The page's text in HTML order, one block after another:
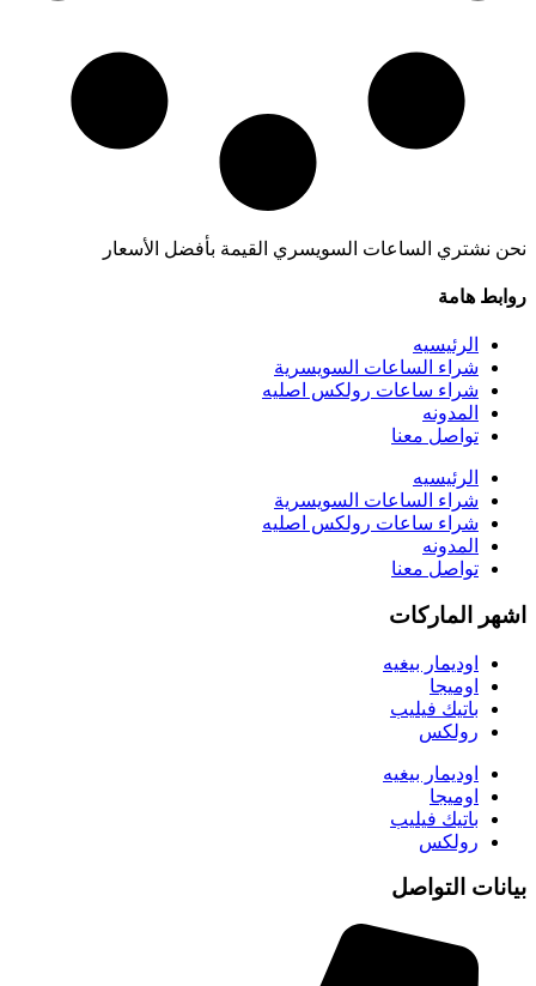
نحن نشتري الساعات السويسري القيمة بأفضل الأسعار
روابط هامة
الرئيسيه
شراء الساعات السويسرية
شراء ساعات رولكس اصليه
المدونه
تواصل معنا
الرئيسيه
شراء الساعات السويسرية
شراء ساعات رولكس اصليه
المدونه
تواصل معنا
اشهر الماركات
اوديمار بيغيه
اوميجا
باتيك فيليب
رولكس
اوديمار بيغيه
اوميجا
باتيك فيليب
رولكس
بيانات التواصل